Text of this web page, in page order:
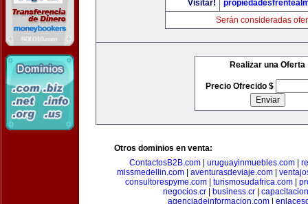
Visitar!
Serán consideradas
Realizar una Oferta
Precio Ofrecido $
Otros dominios en venta:
ContactosB2B.com| uruguayinmuebles.com|
missmedellin.com
aventurasdeviaje.com
consultorespyme.com| turismosudafrica.com|
negocios.cr| business.cr|
agenciadeinformacion.com